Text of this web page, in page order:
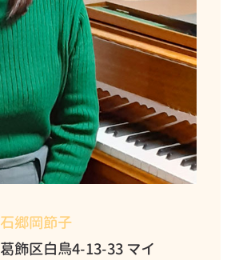
石郷岡節子
葛飾区白鳥4-13-33 マイ